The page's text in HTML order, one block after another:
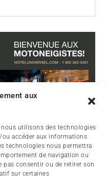
aux
utilisons des technologies
accéder aux informations
technologies nous permettra
de navigation ou
pas consentir ou de retirer son
sur certaines